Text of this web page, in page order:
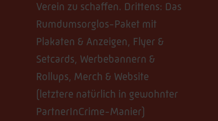
Verein zu schaffen. Drittens: Das
Rumdumsorglos-Paket mit
Plakaten & Anzeigen, Flyer &
Setcards, Werbebannern &
Rollups, Merch & Website
(letztere natürlich in gewohnter
PartnerInCrime-Manier)